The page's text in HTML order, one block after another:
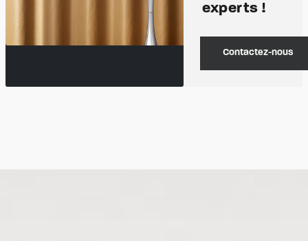
experts !
Contactez-nous